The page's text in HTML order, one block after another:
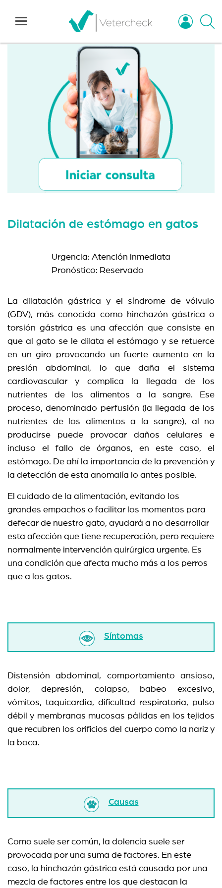
Dilatación de estómago en gatos
Urgencia: Atención inmediata
Pronóstico: Reservado
La dilatación gástrica y el síndrome de vólvulo
(GDV), más conocida como hinchazón gástrica o
torsión gástrica es una afección que consiste en
que al gato se le dilata el estómago y se retuerce
en un giro provocando un fuerte aumento en la
presión abdominal, lo que daña el sistema
cardiovascular y complica la llegada de los
nutrientes de los alimentos a la sangre. Ese
proceso, denominado perfusión (la llegada de los
nutrientes de los alimentos a la sangre), al no
producirse puede provocar daños celulares e
incluso el fallo de órganos, en este caso, el
estómago. De ahí la importancia de la prevención y
la detección de esta anomalía lo antes posible.
El cuidado de la alimentación, evitando los
grandes empachos o facilitar los momentos para
defecar de nuestro gato, ayudará a no desarrollar
esta afección que tiene recuperación, pero requiere
normalmente intervención quirúrgica urgente. Es
una condición que afecta mucho más a los perros
que a los gatos.
Síntomas
Distensión abdominal, comportamiento ansioso,
dolor, depresión, colapso, babeo excesivo,
vómitos, taquicardia, dificultad respiratoria, pulso
débil y membranas mucosas pálidas en los tejidos
que recubren los orificios del cuerpo como la nariz y
la boca.
Causas
Como suele ser común, la dolencia suele ser
provocada por una suma de factores. En este
caso, la hinchazón gástrica está causada por una
mezcla de factores entre los que destacan la